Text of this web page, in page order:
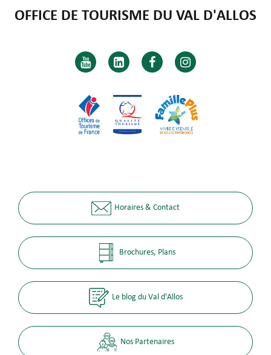
OFFICE DE TOURISME DU VAL D'ALLOS
Horaires & Contact
Brochures, Plans
Le blog du Val d'Allos
Nos Partenaires